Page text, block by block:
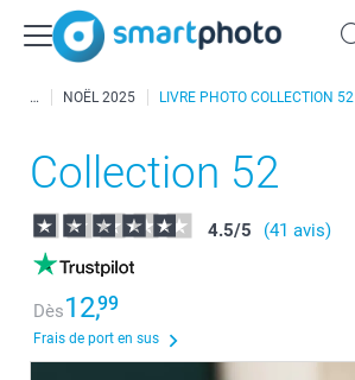
NOËL 2025 LIVRE PHOTO COLLECTION 52
Collection 52
4.5/5 (41 avis)
Dès12,99
Frais de port en sus